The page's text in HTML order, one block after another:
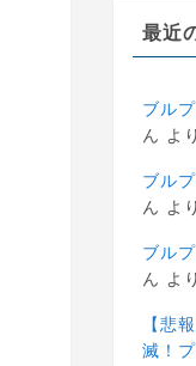
最近
ブル
ん より
ブル
ん より
ブル
ん より
【悲
滅！